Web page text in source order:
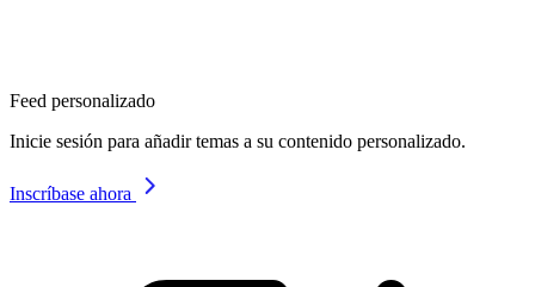
Feed personalizado
Inicie sesión para añadir temas a su contenido personalizado.
Inscríbase ahora